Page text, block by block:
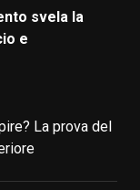
svela la
e
La prova del